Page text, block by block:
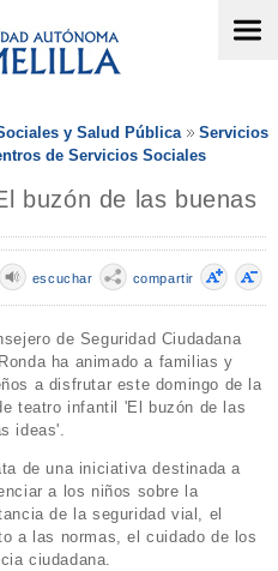
y Salud Pública
Servicios
de Servicios Sociales
buzón de las buenas
compartir
escuchar
de Seguridad Ciudadana
ha animado a familias y
a disfrutar este domingo de la
teatro infantil 'El buzón de las
ideas'.
de una iniciativa destinada a
a los niños sobre la
de la seguridad vial, el
a las normas, el cuidado de los
ciudadana.